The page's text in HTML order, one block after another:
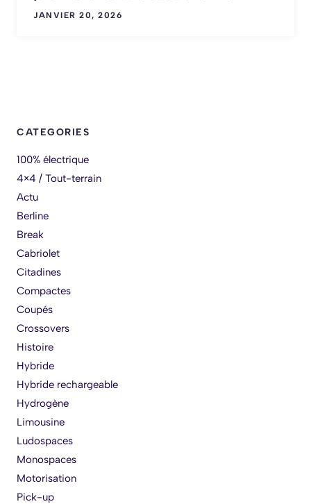
JANVIER 20, 2026
CATEGORIES
100% électrique
4×4 / Tout-terrain
Actu
Berline
Break
Cabriolet
Citadines
Compactes
Coupés
Crossovers
Histoire
Hybride
Hybride rechargeable
Hydrogène
Limousine
Ludospaces
Monospaces
Motorisation
Pick-up